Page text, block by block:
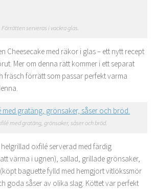
Förrätten serveras i vackra glas.
Cheesecake med räkor i glas – ett nytt recept
Mer om denna rätt kommer i ett separat
fräsch förrätt som passar perfekt varma
med gratäng, grönsaker, såser och bröd.
oxfilé serverad med färdig
värma i ugnen), sallad, grillade grönsaker,
baguette fylld med hemgjort vitlökssmör
goda såser av olika slag. Köttet var perfekt